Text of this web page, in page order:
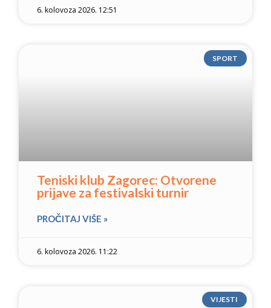
6. kolovoza 2026. 12:51
SPORT
Teniski klub Zagorec: Otvorene
prijave za festivalski turnir
PROČITAJ VIŠE »
6. kolovoza 2026. 11:22
VIJESTI